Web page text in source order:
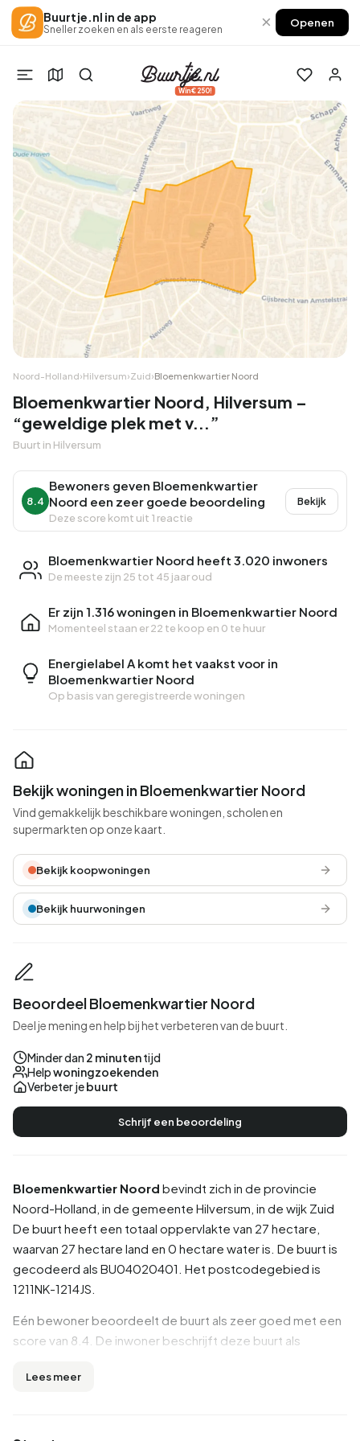
Buurtje.nl in de app
Sneller zoeken en als eerste reageren × Openen
Win €250!
Noord-Holland›Hilversum›Zuid›Bloemenkwartier Noord
Bloemenkwartier Noord, Hilversum –
“geweldige plek met v...”
Buurt in Hilversum
8.4
Bewoners geven Bloemenkwartier
Noord een zeer goede beoordeling
Deze score komt uit 1 reactie
Bekijk
Bloemenkwartier Noord heeft 3.020 inwoners
De meeste zijn 25 tot 45 jaar oud
Er zijn 1.316 woningen in Bloemenkwartier Noord
Momenteel staan er22 te koop en 0 te huur
Energielabel A komt het vaakst voor in
Bloemenkwartier Noord
Op basis van geregistreerde woningen
Bloemenkwartier Noord bevindt zich in de provincie
Noord-Holland , in de gemeente Hilversum , in de wijk Zuid
De buurt heeft een totaal oppervlakte van 27 hectare,
waarvan 27 hectare land en 0 hectare water is. De buurt is
gecodeerd als BU04020401. Het postcodegebied is
1211NK-1214JS.
Eén bewoner beoordeelt de buurt als zeer goed met een
score van 8.4. De inwoner beschrijft deze buurt als
een beperkt aantal beoordelingen zijn er nog geen
Lees meer
Bekijk woningen in Bloemenkwartier Noord
Vind gemakkelijk beschikbare woningen, scholen en
supermarkten op onze kaart.
Bekijk koopwoningen
Bekijk huurwoningen
Beoordeel Bloemenkwartier Noord
Deel je mening en help bij het verbeteren van de buurt.
Minder dan 2 minutentijd
Helpwoningzoekenden
Verbeter jebuurt
Schrijf een beoordeling